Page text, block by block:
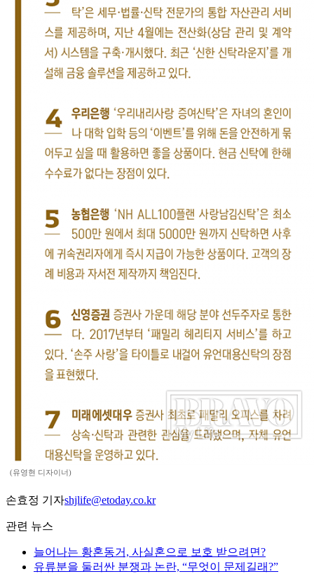
(유영현 디자이너)
손효정 기자shjlife@etoday.co.kr
관련 뉴스
늘어나는 황혼동거, 사실혼으로 보호 받으려면?
유류분을 둘러싼 분쟁과 논란, “무엇이 문제길래?”